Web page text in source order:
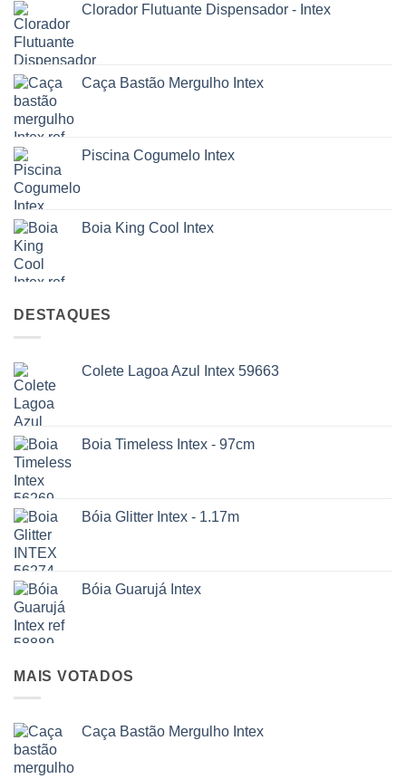
Clorador Flutuante Dispensador - Intex
Caça Bastão Mergulho Intex
Piscina Cogumelo Intex
Boia King Cool Intex
DESTAQUES
Colete Lagoa Azul Intex 59663
Boia Timeless Intex - 97cm
Bóia Glitter Intex - 1.17m
Bóia Guarujá Intex
MAIS VOTADOS
Caça Bastão Mergulho Intex